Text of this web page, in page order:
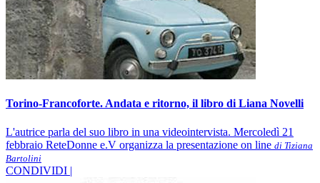
Torino-Francoforte. Andata e ritorno, il libro di Liana Novelli
L'autrice parla del suo libro in una videointervista. Mercoledì 21
febbraio ReteDonne e.V organizza la presentazione on line di Tiziana
Bartolini
CONDIVIDI |